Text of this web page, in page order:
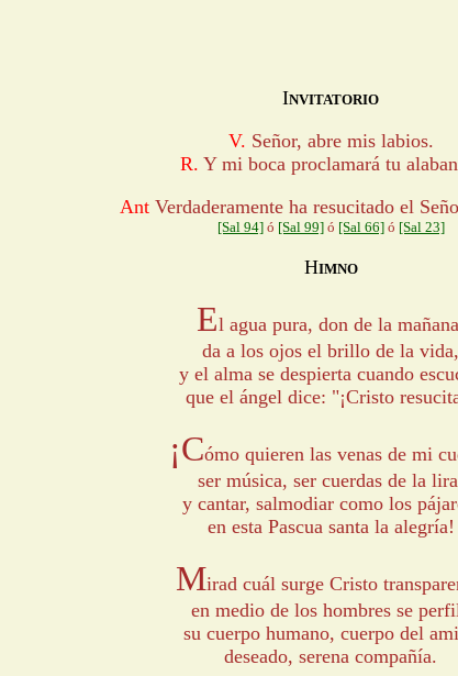
INVITATORIO
V. Señor, abre mis labios.
R. Y mi boca proclamará tu
AntVerdaderamente ha resucitado el
[Sal 94]ó [Sal 99]ó [Sal 66]ó [Sal 23]
HIMNO
El agua pura, don de la
da a los ojos el brillo de la vida,
y el alma se despierta cuando
que el ángel dice: "¡Cristo
¡Cómo quieren las venas de mi
ser música, ser cuerdas de la
y cantar, salmodiar como los
en esta Pascua santa la alegría!
Mirad cuál surge Cristo
en medio de los hombres se
su cuerpo humano, cuerpo del
deseado, serena compañía.